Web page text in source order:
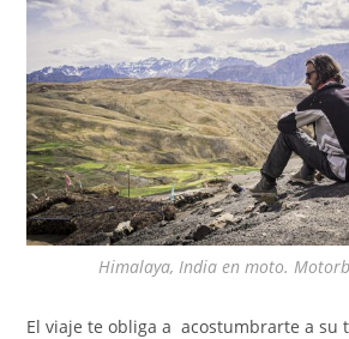
Himalaya, India en moto.
El viaje te obliga a acostumbrarte a su